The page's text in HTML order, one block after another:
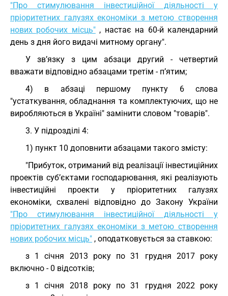
"Про стимулювання інвестиційної діяльності у
пріоритетних галузях економіки з метою створення
нових робочих місць", настає на 60-й календарний
день з дня його видачі митному органу".
У зв’язку з цим абзаци другий - четвертий
вважати відповідно абзацами третім - п’ятим;
4) в абзаці першому пункту 6 слова
"устаткування, обладнання та комплектуючих, що не
виробляються в Україні" замінити словом "товарів".
3. У підрозділі 4:
1) пункт 10 доповнити абзацами такого змісту:
"Прибуток, отриманий від реалізації інвестиційних
проектів суб’єктами господарювання, які реалізують
інвестиційні проекти у пріоритетних галузях
економіки, схвалені відповідно до Закону України
"Про стимулювання інвестиційної діяльності у
пріоритетних галузях економіки з метою створення
нових робочих місць" , оподатковується за ставкою:
з 1 січня 2013 року по 31 грудня 2017 року
включно - 0 відсотків;
з 1 січня 2018 року по 31 грудня 2022 року